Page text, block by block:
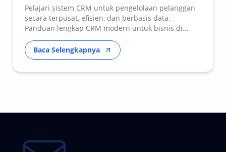
Pelajari sistem CRM untuk pengelolaan pelanggan
secara terpusat, efisien, dan berbasis data.
Panduan lengkap CRM modern untuk bisnis di
Indonesia.
Baca Selengkapnya